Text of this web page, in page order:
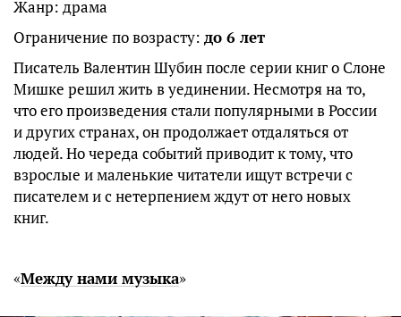
Жанр: драма
Ограничение по возрасту: до 6 лет
Писатель Валентин Шубин после серии книг о Слоне
Мишке решил жить в уединении. Несмотря на то,
что его произведения стали популярными в России
и других странах, он продолжает отдаляться от
людей. Но череда событий приводит к тому, что
взрослые и маленькие читатели ищут встречи с
писателем и с нетерпением ждут от него новых
книг.
«Между нами музыка»